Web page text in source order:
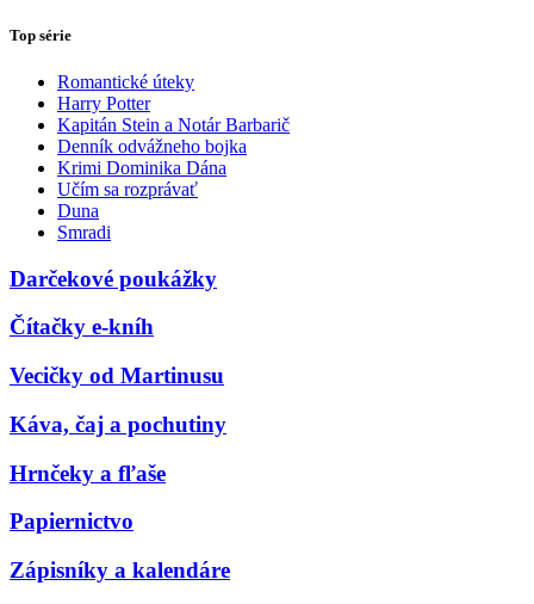
Top série
Romantické úteky
Harry Potter
Kapitán Stein a Notár Barbarič
Denník odvážneho bojka
Krimi Dominika Dána
Učím sa rozprávať
Duna
Smradi
Darčekové poukážky
Čítačky e-kníh
Vecičky od Martinusu
Káva, čaj a pochutiny
Hrnčeky a fľaše
Papiernictvo
Zápisníky a kalendáre